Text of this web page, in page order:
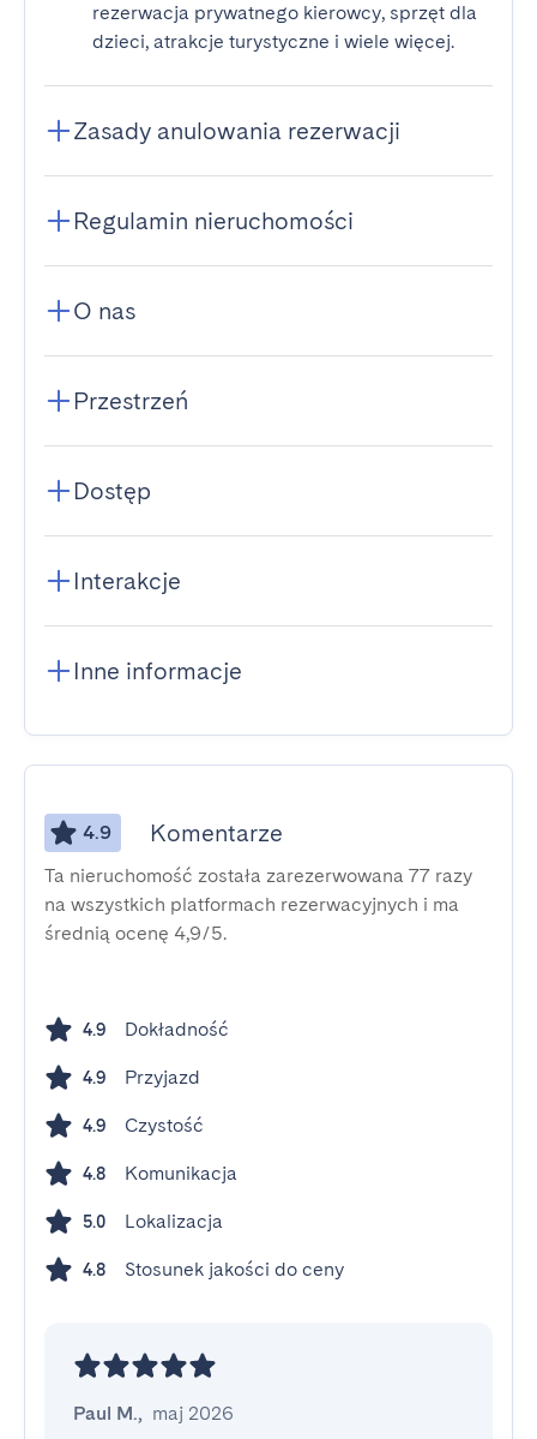
rezerwacja prywatnego kierowcy, sprzęt dla
dzieci, atrakcje turystyczne i wiele więcej.
Zasady anulowania rezerwacji
Regulamin nieruchomości
O nas
Przestrzeń
Dostęp
Interakcje
Inne informacje
4.9 Komentarze
Ta nieruchomość została zarezerwowana 77 razy
na wszystkich platformach rezerwacyjnych i ma
średnią ocenę 4,9/5.
4.9 Dokładność
4.9 Przyjazd
4.9 Czystość
4.8 Komunikacja
5.0 Lokalizacja
4.8 Stosunek jakości do ceny
Paul M., maj 2026